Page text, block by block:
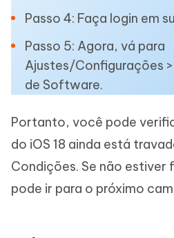
Passo 4: Faça login em
Passo 5: Agora, vá para
Ajustes/Configurações
de Software.
Portanto, você pode
do iOS 18 ainda está
Condições. Se não estiver
pode ir para o próximo